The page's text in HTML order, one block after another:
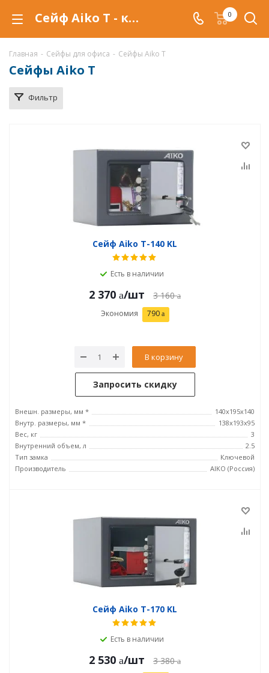
Сейф Aiko T - купить в Уфе. Офисные сейфы Aiko T по низкой цене, с доставкой. 0
Главная - Сейфы для офиса - Сейфы Aiko T
Сейфы Aiko T
Фильтр
Сейф Aiko T-140 KL
Есть в наличии
2 370 /шт 3 160
Экономия 790
В корзину
Запросить скидку
Внешн. размеры, мм *
140x195x140
Внутр. размеры, мм *
138x193x95
Вес, кг
3
Внутренний объем, л
2.5
Тип замка
Ключевой
Производитель
AIKO (Россия)
Сейф Aiko T-170 KL
Есть в наличии
2 530 /шт 3 380